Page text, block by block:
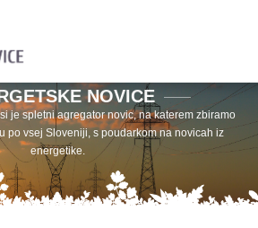
NOVICE
je spletni agregator novic, na katerem zbiramo
po vsej Sloveniji, s poudarkom na novicah iz
energetike.